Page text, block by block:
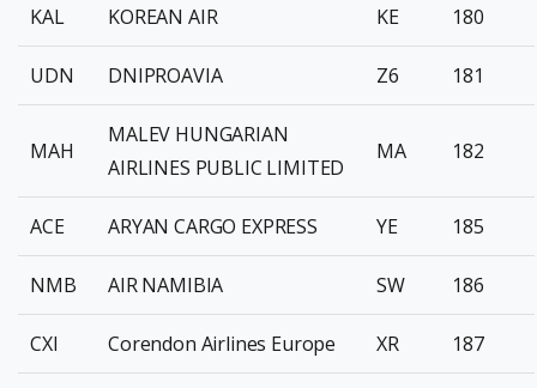
KAL KOREAN AIR KE 180
UDN DNIPROAVIA Z6 181
MAH
MALEV HUNGARIAN
AIRLINES PUBLIC LIMITED
MA 182
ACE ARYAN CARGO EXPRESS YE 185
NMB AIR NAMIBIA SW 186
CXI Corendon Airlines Europe XR 187